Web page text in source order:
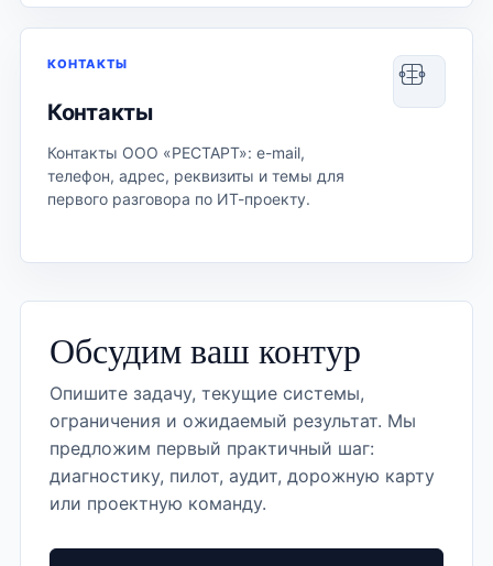
КОНТАКТЫ
Контакты
Контакты ООО «РЕСТАРТ»: e-mail,
телефон, адрес, реквизиты и темы для
первого разговора по ИТ-проекту.
Обсудим ваш контур
Опишите задачу, текущие системы,
ограничения и ожидаемый результат. Мы
предложим первый практичный шаг:
диагностику, пилот, аудит, дорожную карту
или проектную команду.